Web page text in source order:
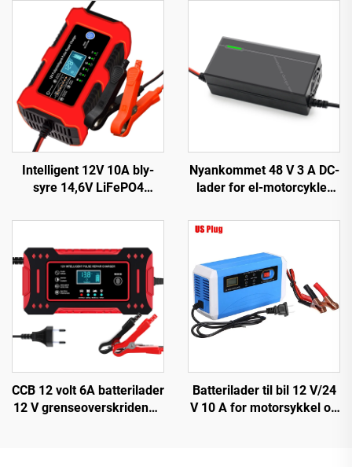
Intelligent 12V 10A bly-
syre 14,6V LiFePO4
pulsreparasjon for 12 volt
sertifisert elektrisk type
Nyankommet 48 V 3 A DC-
lader for el-motorcykler
sykkel 54,6 V 58,4 V
litiumbatteri
CCB 12 volt 6A batterilader
12 V grenseoverskridende
Batterilader til bil 12 V/24
V 10 A for motorsykkel og